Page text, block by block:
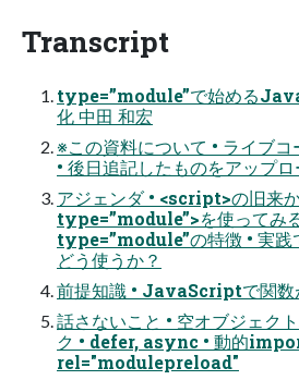
Transcript
type=”module”で始める
化 中田 和宏
※この資料について • ライブ
• 後日追記したものをアップ
アジェンダ • <script>の旧来
type=”module”>を使ってみ
type=”module”の特徴 • 実
どう使うか？
前提知識 • JavaScriptで関数
話さないこと • 空オブジェク
ク • defer, async • 動的
rel="modulepreload"